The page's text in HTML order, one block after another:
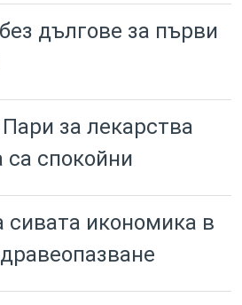
дългове за първи
за лекарства
са спокойни
сивата икономика в